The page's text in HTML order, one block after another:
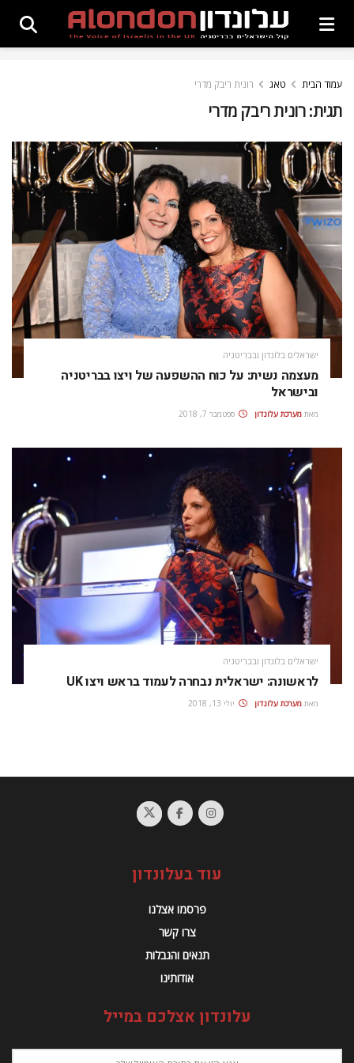
עמוד הבית טאג רונית ריבק מדרי
תגית:רונית ריבק מדרי
ישראלים בלונדון ובבריטניה
מעצמה נשית: על כוח ההשפעה של ויצו בבריטניה
ובישראל
מאת מערכת עלונדון ספטמבר 7, 2018
ישראלים בלונדון ובבריטניה
לראשונה: ישראלית נבחרה לעמוד בראש ויצו UK
מאת מערכת עלונדון יולי 13, 2018
עוד בעלונדון
פרסמו אצלנו
צרו קשר
תנאים והגבלות
אודותינו
עלונדון אצלכם במייל